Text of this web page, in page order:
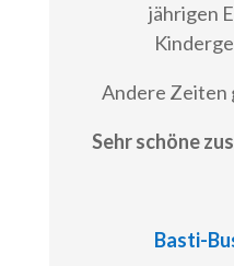
jährigen
Andere Zeiten
Sehr schöne
Basti-